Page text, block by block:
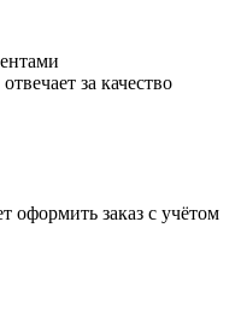
за качество
оформить заказ с учётом